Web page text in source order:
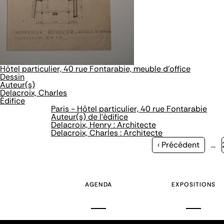
Hôtel particulier, 40 rue Fontarabie, meuble d'office
Dessin
Auteur(s)
Delacroix, Charles
Édifice
Paris - Hôtel particulier, 40 rue Fontarabie
Auteur(s) de l'édifice
Delacroix, Henry : Architecte
Delacroix, Charles : Architecte
Page
‹ Précédent …
AGENDA EXPOSITIONS